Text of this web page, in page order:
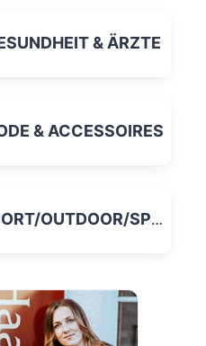
& ÄRZTE
& ACCESSOIRES
OUTDOOR/SPIELZEUG